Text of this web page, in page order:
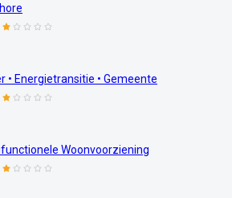
• Energietransitie • Gemeente
Woonvoorziening